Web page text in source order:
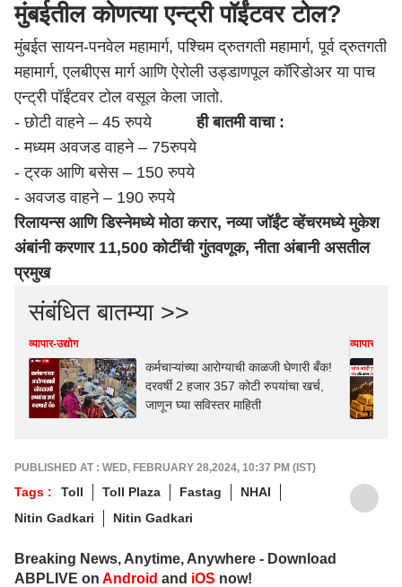
मुंबईतील कोणत्या एन्ट्री पॉईंटवर टोल?
मुंबईत सायन-पनवेल महामार्ग, पश्चिम द्रुतगती महामार्ग, पूर्व द्रुतगती
महामार्ग, एलबीएस मार्ग आणि ऐरोली उड्डाणपूल कॉरिडोअर या पाच
एन्ट्री पॉईंटवर टोल वसूल केला जातो.
- छोटी वाहने – 45 रुपये
- मध्यम अवजड वाहने – 75रुपये
- ट्रक आणि बसेस – 150 रुपये
- अवजड वाहने – 190 रुपये
ही बातमी वाचा :
रिलायन्स आणि डिस्नेमध्ये मोठा करार, नव्या जॉईंट व्हेंचरमध्ये मुकेश
अंबांनी करणार 11,500 कोटींची गुंतवणूक, नीता अंबानी असतील
प्रमुख
संबंधित बातम्या >>
व्यापार-उद्योग
कर्मचाऱ्यांच्या आरोग्याची काळजी घेणारी बँक!
दरवर्षी 2 हजार 357 कोटी रुपयांचा खर्च,
जाणून घ्या सविस्तर माहिती
व्यापार-उद्योग
PUBLISHED AT : WED, FEBRUARY 28,2024, 10:37 PM (IST)
Tags : Toll Toll Plaza Fastag
NHAI
Nitin Gadkari
Nitin Gadkari
Breaking News, Anytime, Anywhere - Download
ABPLIVE on Android and iOS now!